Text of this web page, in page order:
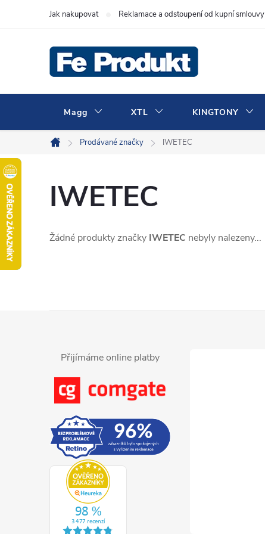
Jak nakupovat Reklamace a odstoupení od kupní smlouvy
Magg XTL KINGTONY
Domů
Prodávané značky IWETEC
IWETEC
Žádné produkty značky IWETEC nebyly nalezeny...
Přijímáme online platby